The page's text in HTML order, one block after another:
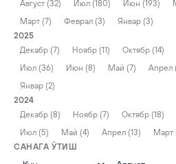
Август (32)
Июл (180) Июн (193)
Март (7)
Феврал (3)
Январ (3)
2025
Декабр (7)
Ноябр (11) Октябр (14)
Июл (36)
Июн (8) Май (7) Апрел
Январ (2)
2024
Декабр (8)
Ноябр (7) Октябр (18)
Июл (5)
Май (4) Апрел (13)
Март
САНАГА ЎТИШ